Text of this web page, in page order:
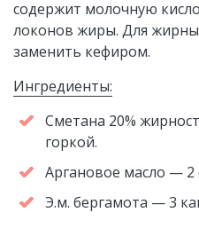
содержит молочную
локонов жиры. Для
заменить кефиром.
Ингредиенты:
Сметана 20%
горкой.
Аргановое масло — 2
Э.м. бергамота — 3